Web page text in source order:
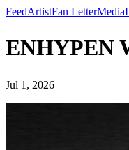
FeedArtistFan LetterMedia
ENHYPEN
Jul 1, 2026